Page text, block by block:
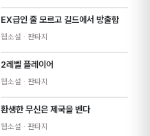
EX급인 줄 모르고 길드에서 방출함
웹소설 · 판타지
2레벨 플레이어
웹소설 · 판타지
환생한 무신은 제국을 벤다
웹소설 · 판타지